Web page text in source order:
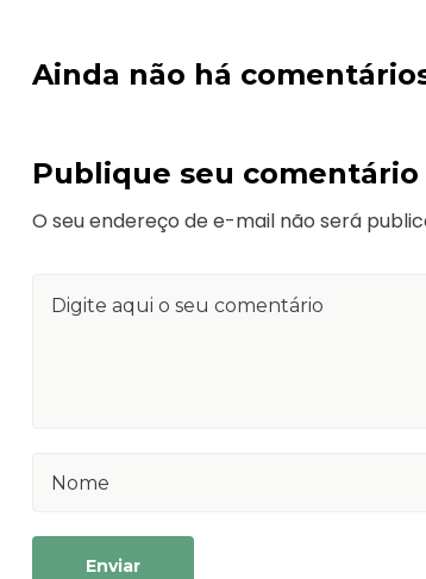
Ainda não há
Publique seu comentário
O seu endereço de e-mail não será
Enviar